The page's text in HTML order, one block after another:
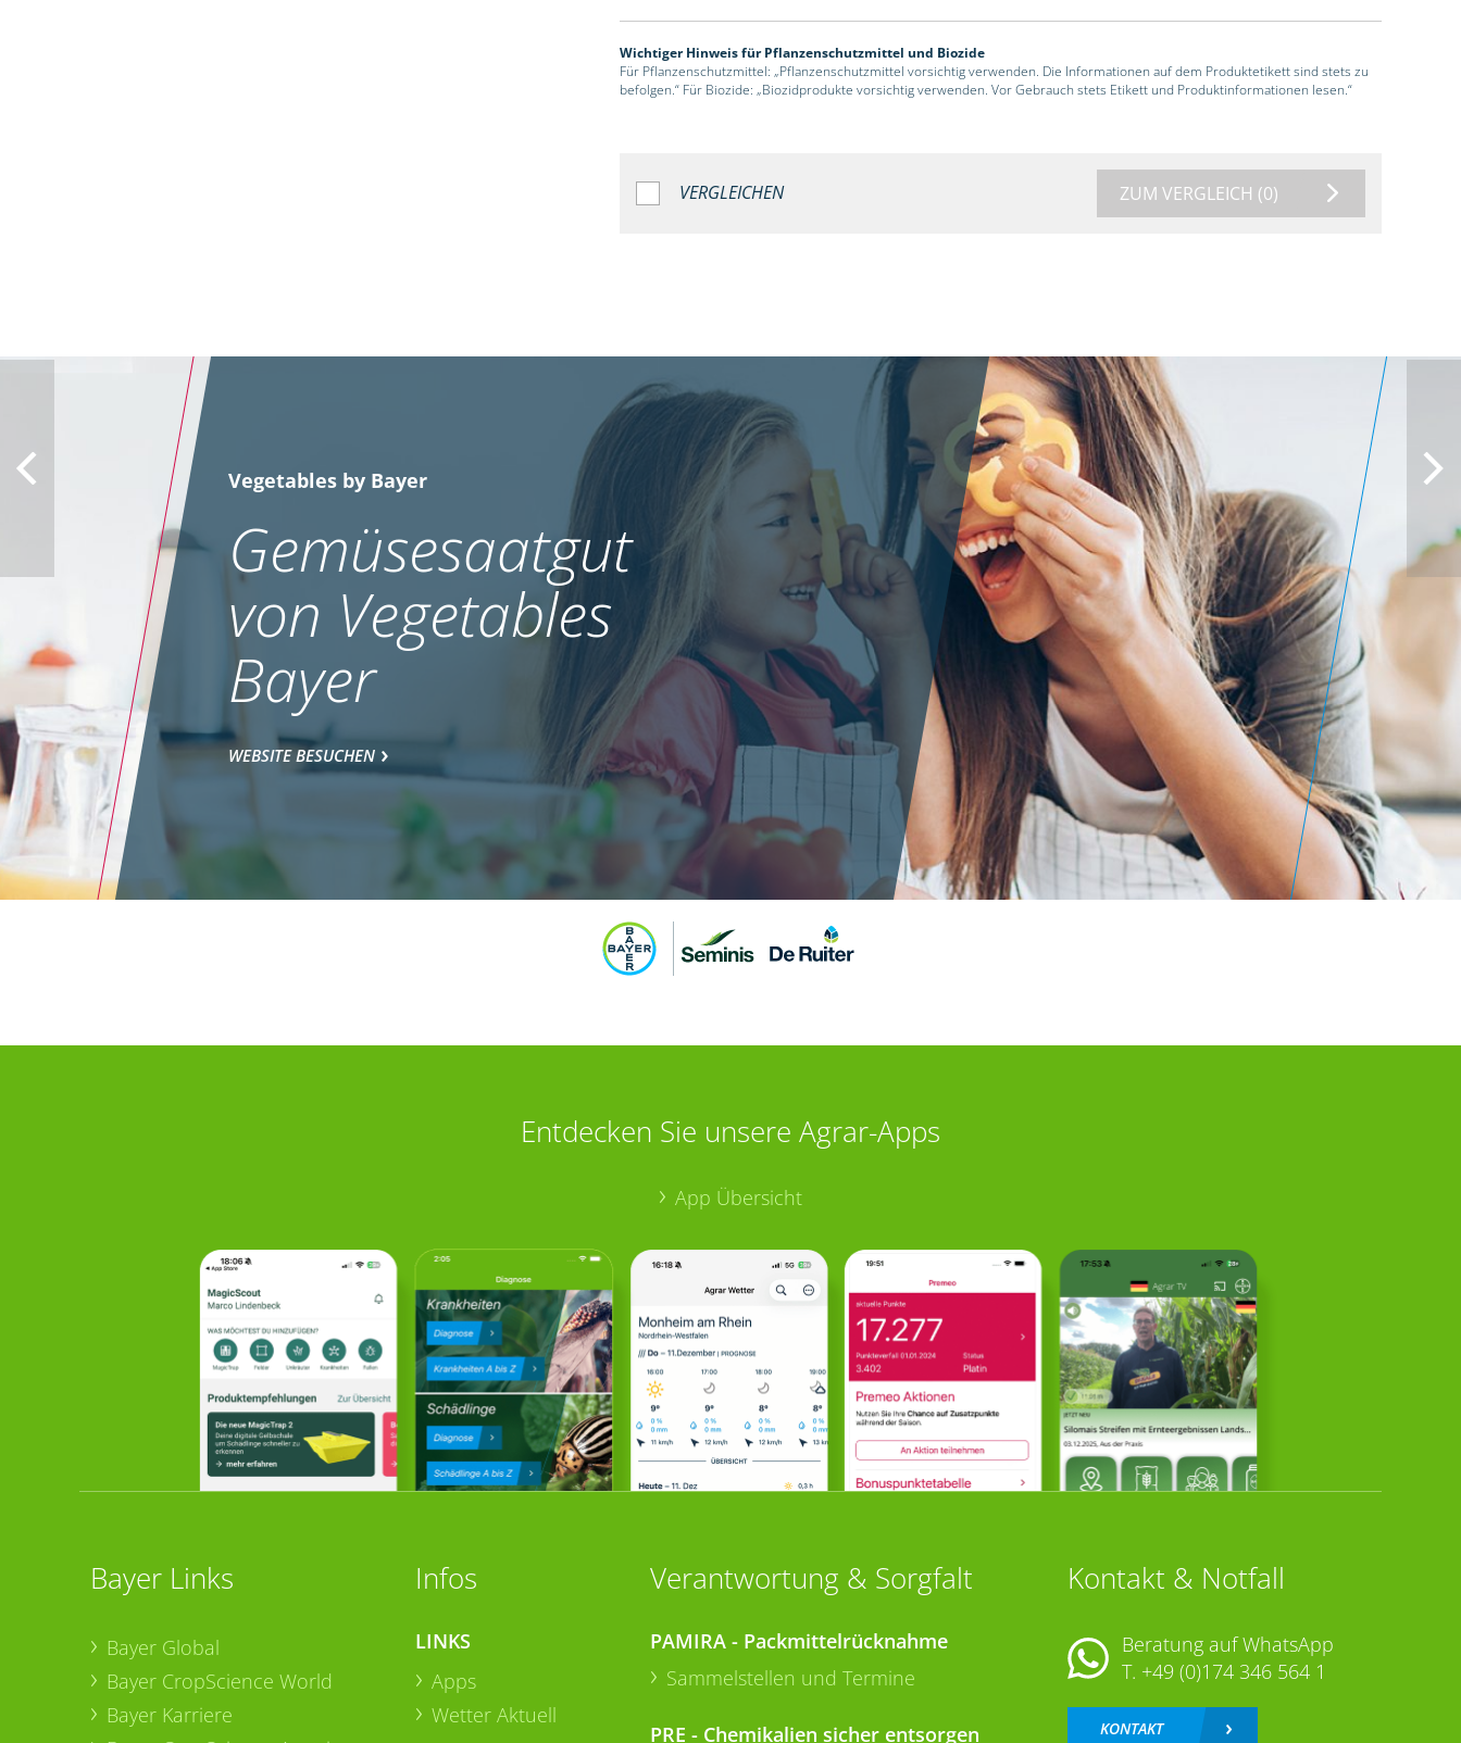
Wichtiger Hinweis für Pflanzenschutzmittel und Biozide
Für Pflanzenschutzmittel: „Pflanzenschutzmittel vorsichtig verwenden. Die Informationen auf dem Produktetikett sind stets zu
befolgen.“ Für Biozide: „Biozidprodukte vorsichtig verwenden. Vor Gebrauch stets Etikett und Produktinformationen lesen.“
VERGLEICHEN ZUM VERGLEICH (0)
Vegetables by Bayer
Gemüsesaatgut
von Vegetables
Bayer
WEBSITE BESUCHEN
Entdecken Sie unsere Agrar-Apps
App Übersicht
Bayer Links
Bayer Global
Bayer CropScience World
Bayer Karriere
Infos
LINKS
Apps
Wetter Aktuell
Verantwortung & Sorgfalt
PAMIRA - Packmittelrücknahme
Sammelstellen und Termine
PRE - Chemikalien sicher entsorgen
Kontakt & Notfall
Beratung auf WhatsApp
T. +49 (0)174 346 564 1
KONTAKT